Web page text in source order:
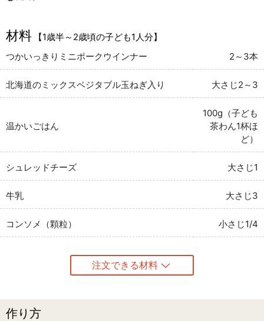
材料
【1歳半～2歳頃の子ども1人分】
つかいっきりミニポークウインナー
2～3本
北海道のミックスベジタブル玉ねぎ入り 大さじ2～3
温かいごはん
100g（子ども
茶わん1杯ほ
ど）
シュレッドチーズ 大さじ1
牛乳 大さじ3
コンソメ（顆粒） 小さじ1/4
注文できる材料
作り方